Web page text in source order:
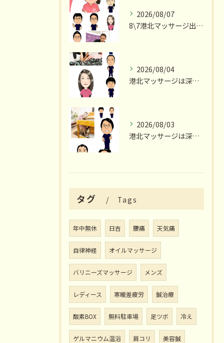
2026/08/07
8\7港北マッサージ出勤スタッフ情報
2026/08/04
港北マッサージは深夜23時まで営業いたします
2026/08/03
港北マッサージは深夜23時まで営業いたします
タグ Tags
年中無休 日吉 腰痛 天気痛
自律神経 オイルマッサージ
バリニーズマッサージ メンズ
レディース 寒暖差疲労 鍼治療
酸素BOX 無料駐車場 足ツボ 冷え
ゲルマニウム温浴 肩コリ 美容鍼